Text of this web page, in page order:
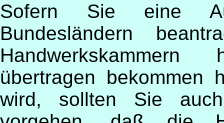
Sofern Sie eine
Bundesländern
übertragen bekommen
wird, sollten Sie